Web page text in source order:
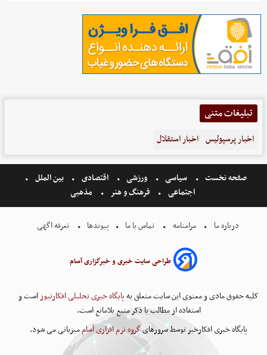
تبلیغات متنی
اخبار پرسپولیس اخبار استقلال
صفحه نخست سیاسی ورزشی اقتصادی
بین الملل
اجتماعی
فرهنگ و هنر مذهبی
درباره ما مرامنامه تماس با ما پیوندها تعرفه اگهی
طراحی سایت خبری و خبرگزاری آسام
کلیه حقوق مادی و معنوی این سایت متعلق بهپایگاه خبری تحلیلی افکارنیوزاست و
استفاده از مطالب با ذکر منبع بلامانع است.
پایگاه خبری افکارخبر توسط سرورهایگروه نرم افزاری آساممیزبانی می شود.